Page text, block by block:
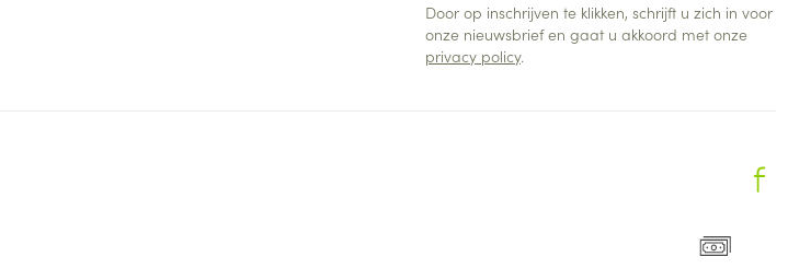
Door op inschrijven te klikken, schrijft u zich in voor
onze nieuwsbrief en gaat u akkoord met onze
privacy policy.